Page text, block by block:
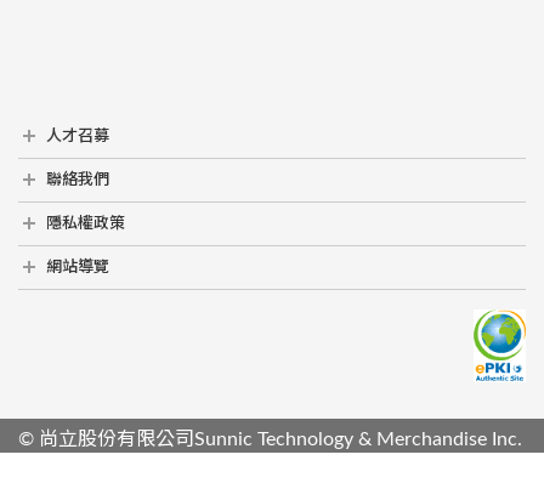
人才召募
人才召募
聯絡我們
聯絡我們
隱私權政策
隱私權政策
網站導覽
網站導覽
© 尚立股份有限公司Sunnic Technology & Merchandise Inc.